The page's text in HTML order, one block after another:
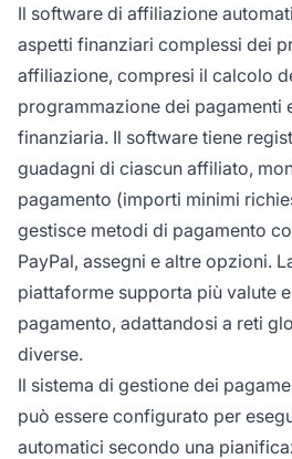
Il software di affiliazione
aspetti finanziari complessi dei
affiliazione, compresi il calcolo
programmazione dei pagamenti
finanziaria. Il software tiene
guadagni di ciascun affiliato,
pagamento (importi minimi
gestisce metodi di pagamento
PayPal, assegni e altre opzioni.
piattaforme supporta più valute
pagamento, adattandosi a reti
diverse.
Il sistema di gestione dei
può essere configurato per
automatici secondo una